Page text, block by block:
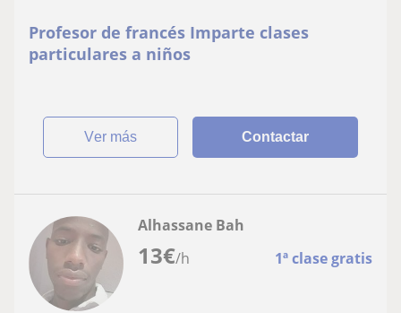
Profesor de francés Imparte clases
particulares a niños
ver más Contactar
13€/h 1ª clase gratis
Alhassane Bah